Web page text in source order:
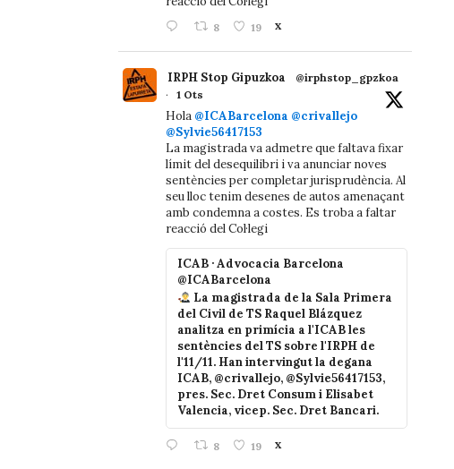
8 19 X
IRPH Stop Gipuzkoa
@irphstop_gpzkoa
·
1 Ots
Hola @ICABarcelona @crivallejo
@Sylvie56417153
La magistrada va admetre que faltava fixar
límit del desequilibri i va anunciar noves
sentències per completar jurisprudència. Al
seu lloc tenim desenes de autos amenaçant
amb condemna a costes. Es troba a faltar
reacció del Col·legi
ICAB · Advocacia Barcelona
@ICABarcelona
La magistrada de la Sala Primera
del Civil de TS Raquel Blázquez
analitza en primícia a l'ICAB les
sentències del TS sobre l'IRPH de
l'11/11. Han intervingut la degana
ICAB, @crivallejo, @Sylvie56417153,
pres. Sec. Dret Consum i Elisabet
Valencia, vicep. Sec. Dret Bancari.
8 19 X